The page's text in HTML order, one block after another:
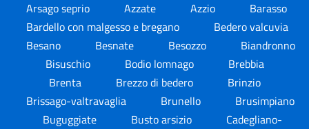
Arsago seprio
Azzate Azzio
Barasso
Bardello con malgesso e bregano
Bedero valcuvia
Besano
Besnate Besozzo
Biandronno
Bisuschio
Bodio lomnago
Brebbia
Brenta
Brezzo di bedero
Brinzio
Brissago-valtravaglia
Brunello
Brusimpiano
Buguggiate
Busto arsizio
Cadegliano-